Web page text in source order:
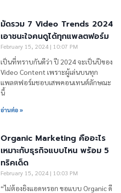
มัดรวม 7 Video Trends 2024
เอาชนะใจคนดูได้ทุกแพลตฟอร์ม
February 15, 2024 10:07 PM
เป็นที่ทราบกันดีว่า ปี 2024 จะเป็นปีของ
Video Content เพราะผู้เล่นบนทุก
แพลตฟอร์มชอบเสพคอนเทนต์ลักษณะ
นี้
อ่านต่อ »
Organic Marketing คืออะไร
เหมาะกับธุรกิจแบบไหน พร้อม 5
ทริคเด็ด
February 15, 2024 10:03 PM
“ไม่ต้องยิงแอดหรอก ขอแบบ Organic ดี